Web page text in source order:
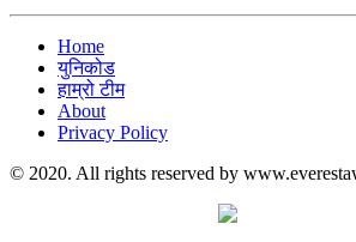
Home
युनिकोड
हाम्रो टीम
About
Privacy Policy
© 2020. All rights reserved by